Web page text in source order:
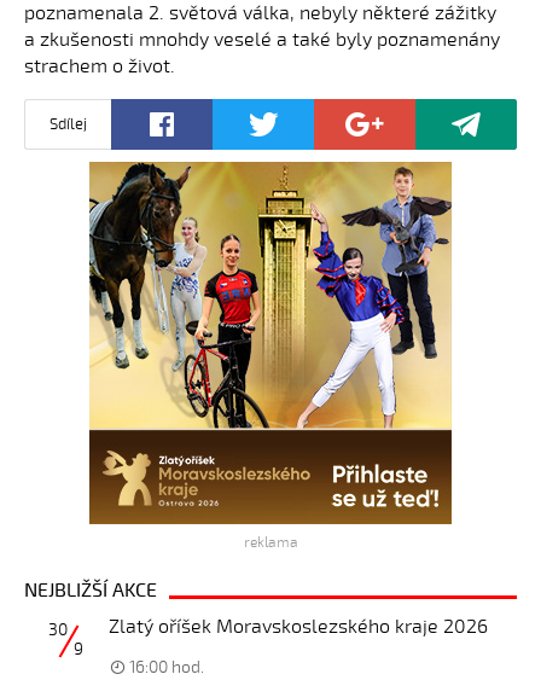
poznamenala 2. světová válka, nebyly některé zážitky
a zkušenosti mnohdy veselé a také byly poznamenány
strachem o život.
Sdílej
reklama
NEJBLIŽŠÍ AKCE
Zlatý oříšek Moravskoslezského kraje 2026
30
9
16:00 hod.